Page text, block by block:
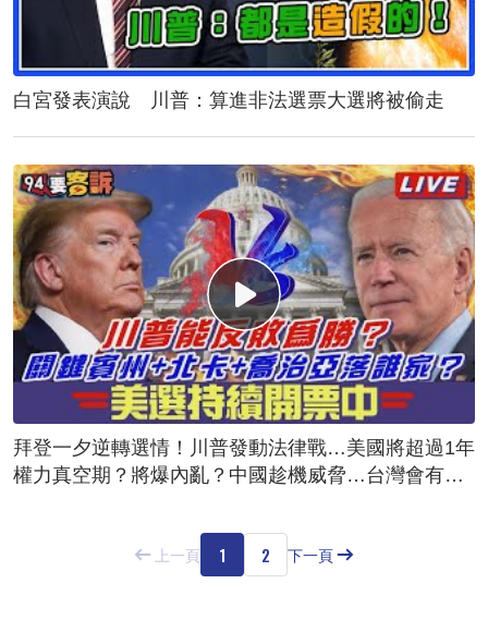
白宮發表演說 川普：算進非法選票大選將被偷走
拜登一夕逆轉選情！川普發動法律戰…美國將超過1年
權力真空期？將爆內亂？中國趁機威脅…台灣會有危
上一頁 1 2 下一頁